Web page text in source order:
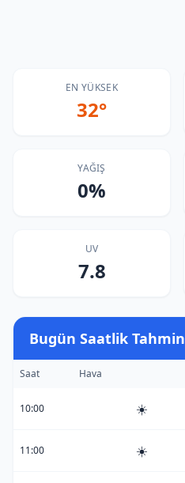
EN YÜKSEK
32°
YAĞIŞ
0%
UV
7.8
Bugün Saatlik Tahmin
Saat Hava
10:00 ☀️
11:00 ☀️